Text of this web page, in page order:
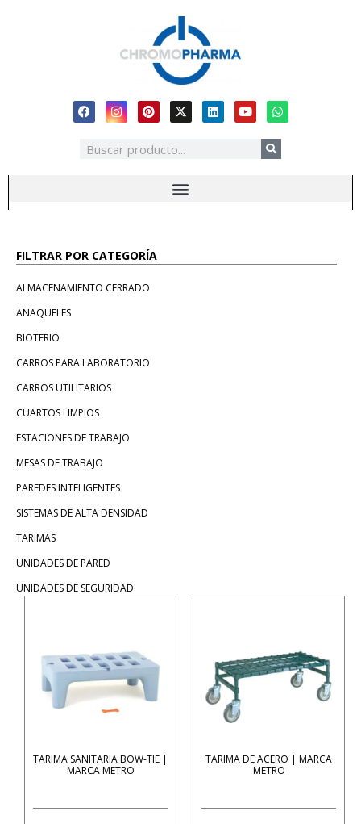
FILTRAR POR CATEGORÍA
ALMACENAMIENTO CERRADO
ANAQUELES
BIOTERIO
CARROS PARA LABORATORIO
CARROS UTILITARIOS
CUARTOS LIMPIOS
ESTACIONES DE TRABAJO
MESAS DE TRABAJO
PAREDES INTELIGENTES
SISTEMAS DE ALTA DENSIDAD
TARIMAS
UNIDADES DE PARED
UNIDADES DE SEGURIDAD
TARIMA SANITARIA BOW-TIE |
MARCA METRO
TARIMA DE ACERO | MARCA
METRO